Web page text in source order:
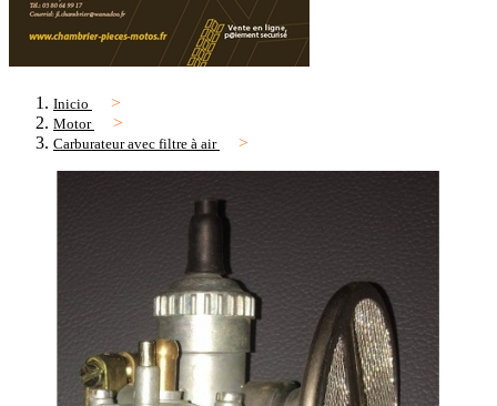
Inicio
Motor
Carburateur avec filtre à air